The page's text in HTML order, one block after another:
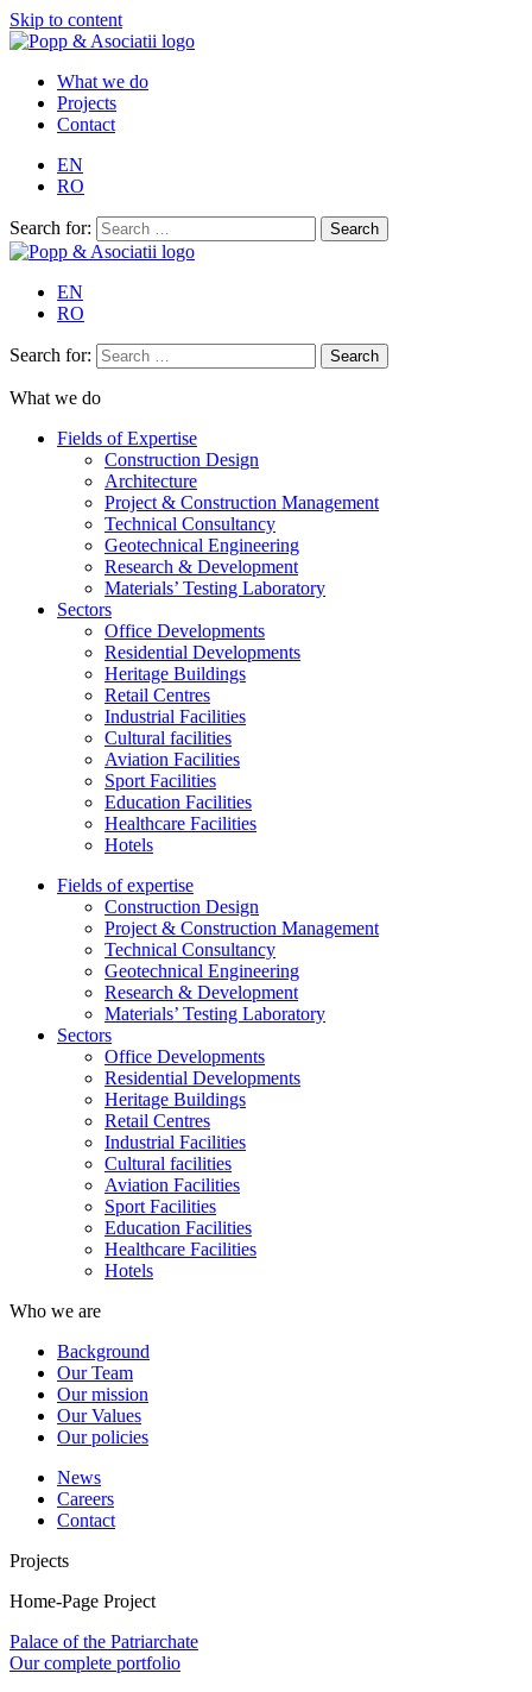
Skip to content
What we do
Projects
Contact
EN
RO
Search for:
EN
RO
Search for:
What we do
Fields of Expertise
Construction Design
Architecture
Project & Construction Management
Technical Consultancy
Geotechnical Engineering
Research & Development
Materials’ Testing Laboratory
Sectors
Office Developments
Residential Developments
Heritage Buildings
Retail Centres
Industrial Facilities
Cultural facilities
Aviation Facilities
Sport Facilities
Education Facilities
Healthcare Facilities
Hotels
Fields of expertise
Construction Design
Project & Construction Management
Technical Consultancy
Geotechnical Engineering
Research & Development
Materials’ Testing Laboratory
Sectors
Office Developments
Residential Developments
Heritage Buildings
Retail Centres
Industrial Facilities
Cultural facilities
Aviation Facilities
Sport Facilities
Education Facilities
Healthcare Facilities
Hotels
Who we are
Background
Our Team
Our mission
Our Values
Our policies
News
Careers
Contact
Projects
Home-Page Project
Palace of the Patriarchate
Our complete portfolio